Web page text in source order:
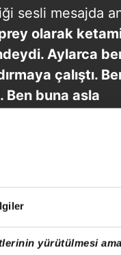
yürütülmesi
sesli mesajda
olarak
Aylarca
çalıştı.
Ben buna asla
bana
bu adamla
Bana
vermek
intiharın
Ben onun